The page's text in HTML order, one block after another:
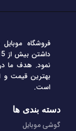
فروشگاه
نمود. هدف ما
بهترین قیمت و
است.
دسته بندی ها
گوشی موبایل